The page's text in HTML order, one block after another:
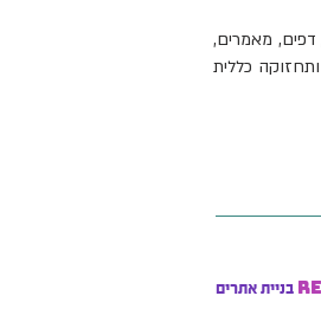
דפים, מאמרים,
כללית
בניית אתרים